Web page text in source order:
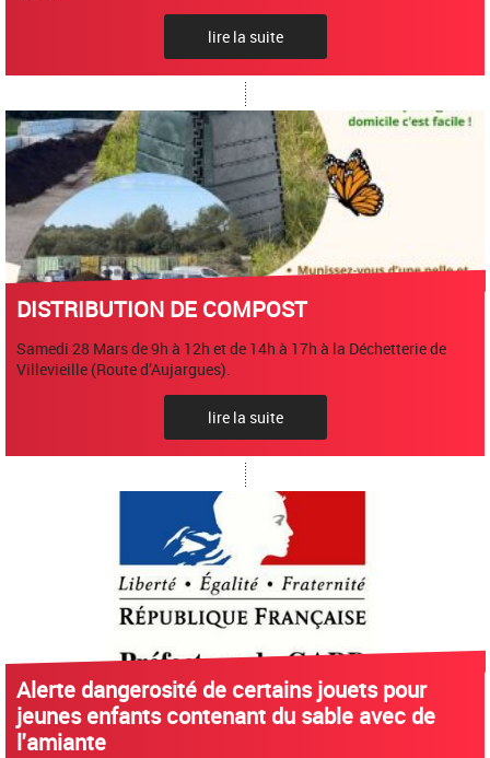
lire la suite
DISTRIBUTION DE COMPOST
Samedi 28 Mars de 9h à 12h et de 14h à 17h à la Déchetterie de
Villevieille (Route d’Aujargues).
lire la suite
Alerte dangerosité de certains jouets pour
jeunes enfants contenant du sable avec de
l'amiante